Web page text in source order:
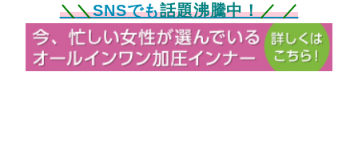
＼＼SNSでも話題沸騰中！／／